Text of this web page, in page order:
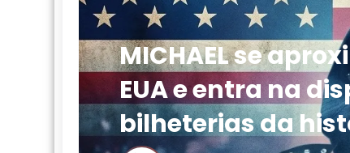
MICHAEL se
EUA e entra na
bilheterias da